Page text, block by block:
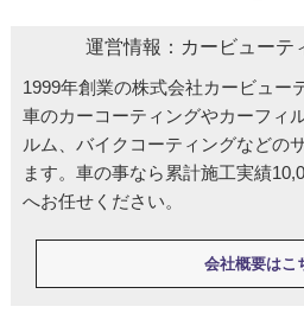
運営情報：カービューテ
1999年創業の株式会社カービュー
車のカーコーティングやカーフィ
ルム、バイクコーティングなどの
ます。車の事なら累計施工実績
へお任せください。
会社概要はこ